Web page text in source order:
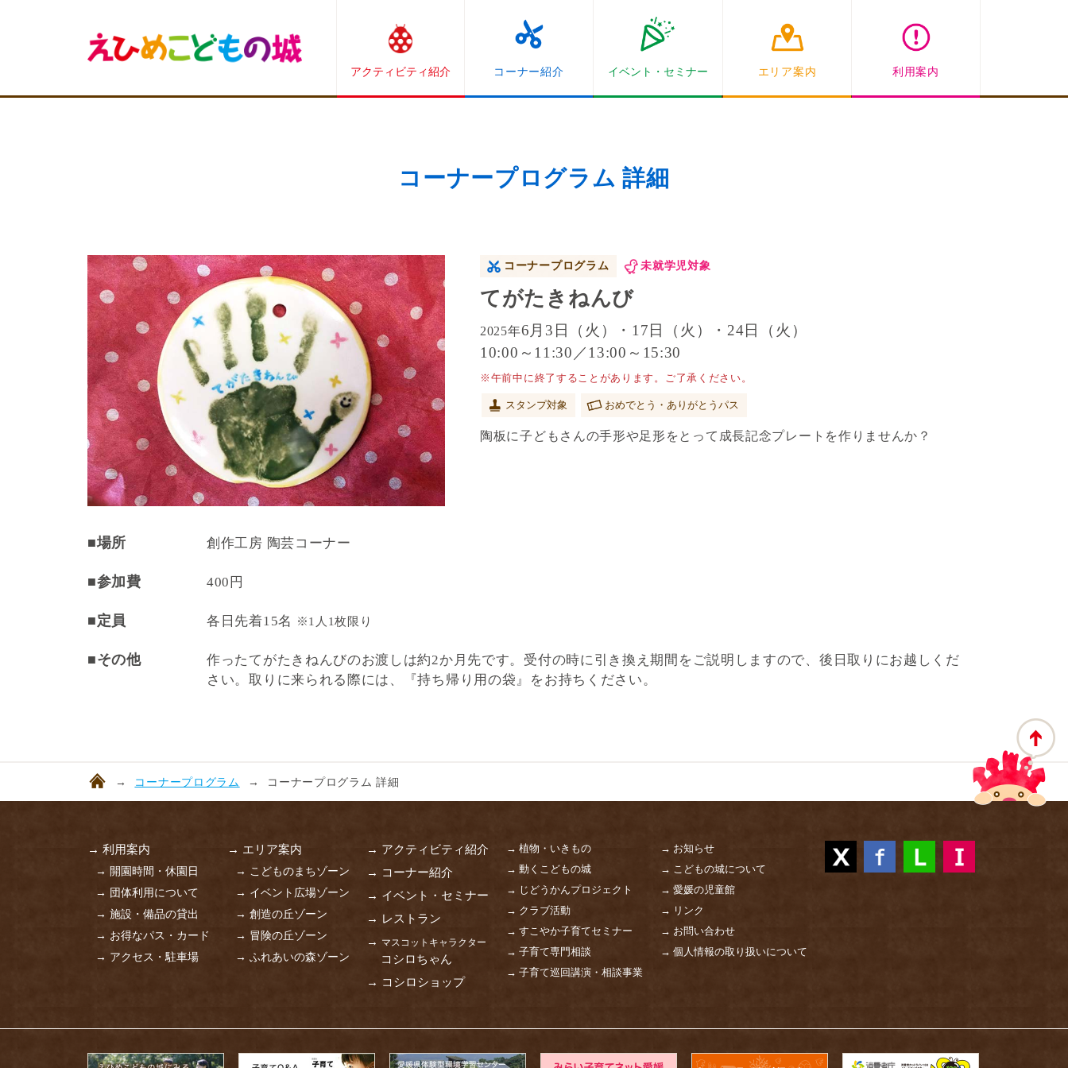
アクティビティ紹介 コーナー紹介 イベント・ セミナー エリア案内 利用案内
コーナープログラム 詳細
コーナープログラム 未就学児対象
てがたきねんび
2025年6月3日（火）・17日（火）・24日（火）
10:00～11:30／13:00～15:30
※午前中に終了することがあります。ご了承ください。
スタンプ対象 おめでとう・ありがとうパス
陶板に子どもさんの手形や足形をとって成長記念プレートを作りませんか？
■場所 創作工房 陶芸コーナー
■参加費 400円
■定員 各日先着15名 ※1人1枚限り
■その他
作ったてがたきねんびのお渡しは約2か月先です。受付の時に引き換え期間をご説明しますので、後日取りにお越しくだ
さい。取りに来られる際には、『持ち帰り用の袋』をお持ちください。
コーナープログラム コーナープログラム 詳細
→ 利用案内
→ 開園時間・休園日
→ 団体利用について
→ 施設・備品の貸出
→ お得なパス・カード
→ アクセス・駐車場
→ エリア案内
→ こどものまちゾーン
→ イベント広場ゾーン
→ 創造の丘ゾーン
→ 冒険の丘ゾーン
→ ふれあいの森ゾーン
→ アクティビティ紹介
→ コーナー紹介
→ イベント・セミナー
→ レストラン
→ マスコットキャラクター
コシロちゃん
→ コシロショップ
→ 植物・いきもの
→ 動くこどもの城
→ じどうかんプロジェクト
→ クラブ活動
→ すこやか子育てセミナー
→ 子育て専門相談
→ 子育て巡回講演・相談事業
→ お知らせ
→ こどもの城について
→ 愛媛の児童館
→ リンク
→ お問い合わせ
→ 個人情報の取り扱いについて